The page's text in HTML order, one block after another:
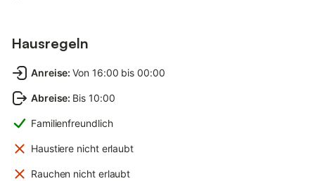
Hausregeln
Anreise: Von 16:00 bis 00:00
Abreise: Bis 10:00
Familienfreundlich
Haustiere nicht erlaubt
Rauchen nicht erlaubt